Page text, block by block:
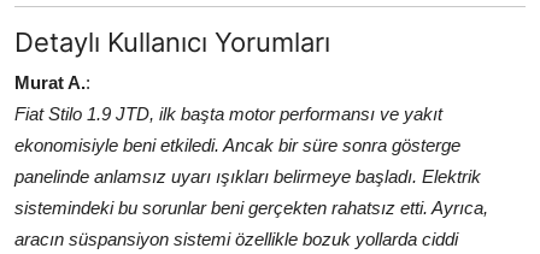
Detaylı Kullanıcı Yorumları
Murat A.:
Fiat Stilo 1.9 JTD, ilk başta motor performansı ve yakıt
ekonomisiyle beni etkiledi. Ancak bir süre sonra gösterge
panelinde anlamsız uyarı ışıkları belirmeye başladı. Elektrik
sistemindeki bu sorunlar beni gerçekten rahatsız etti. Ayrıca,
aracın süspansiyon sistemi özellikle bozuk yollarda ciddi